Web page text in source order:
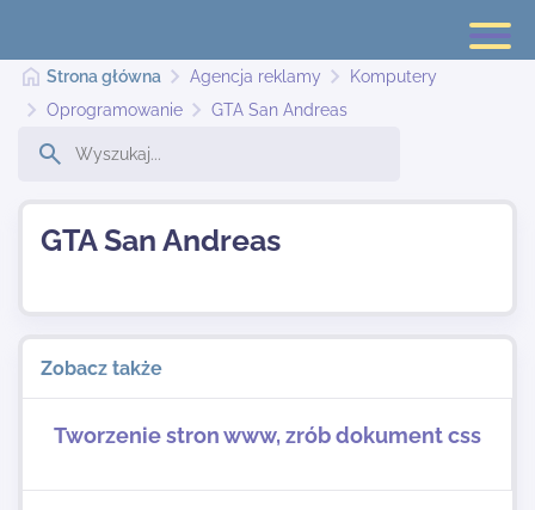
Najnowsze
Kontakt
Strona główna Agencja reklamy
Komputery
Oprogramowanie
GTA San Andreas
GTA San Andreas
Zobacz także
Tworzenie stron www, zrób dokument css